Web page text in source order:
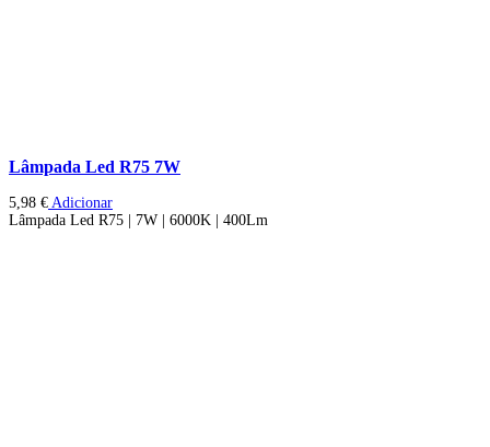
Lâmpada Led R75 7W
5,98 € Adicionar
Lâmpada Led R75 | 7W | 6000K | 400Lm